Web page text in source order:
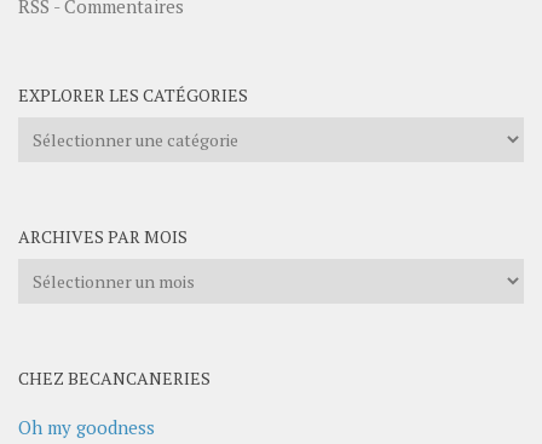
RSS - Commentaires
EXPLORER LES CATÉGORIES
Explorer
ARCHIVES PAR MOIS
Archives
CHEZ BECANCANERIES
Oh my goodness